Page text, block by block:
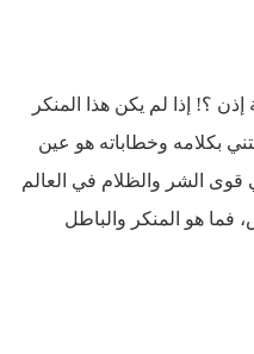
؟! إذا لم يكن هذا المنكر
بكلامه وخطاباته هو عين
قوى الشر والظلام في العالم
هو المنكر والباطل